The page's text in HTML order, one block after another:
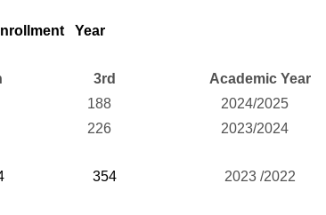
Year
Academic Year
3rd
2024/2025
188
2023/2024
226
2022/ 2023
354